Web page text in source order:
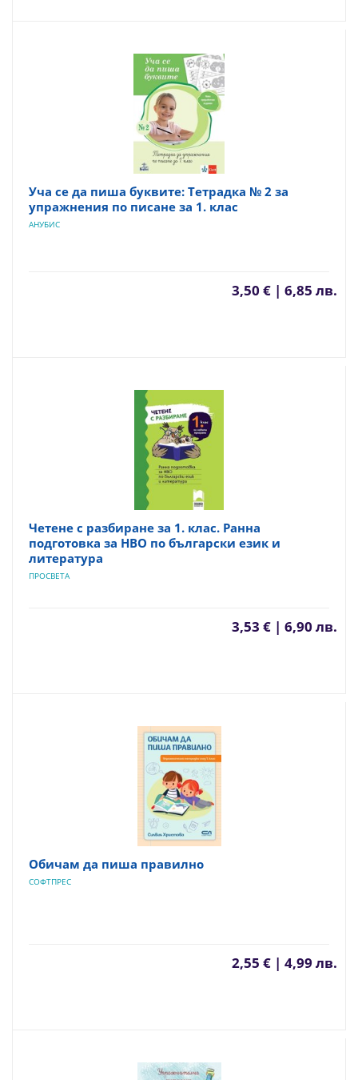
Уча се да пиша буквите: Тетрадка № 2 за
упражнения по писане за 1. клас
АНУБИС
3,50 € | 6,85 лв.
Четене с разбиране за 1. клас. Ранна
подготовка за НВО по български език и
литература
ПРОСВЕТА
3,53 € | 6,90 лв.
Обичам да пиша правилно
СОФТПРЕС
2,55 € | 4,99 лв.